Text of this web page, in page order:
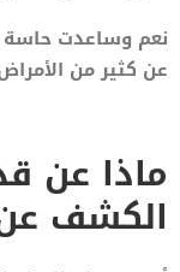
نعم وساعدت حاسة
عن كثير من
ماذا عن
الكشف